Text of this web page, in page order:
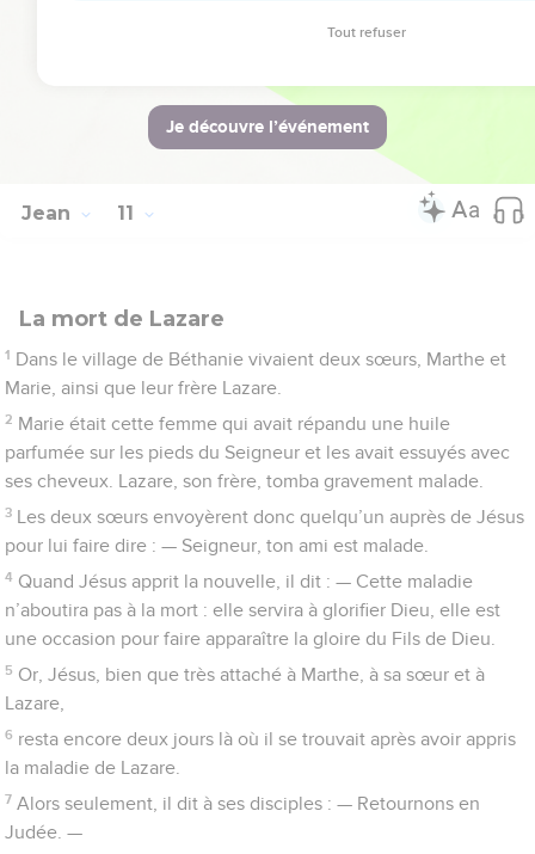
© 2013 - 2010 BLF Editions
Jean 11
La mort de Lazare
1 Dans le village de Béthanie vivaient deux sœurs, Marthe et
Marie, ainsi que leur frère Lazare.
2 Marie était cette femme qui avait répandu une huile
parfumée sur les pieds du Seigneur et les avait essuyés avec
ses cheveux. Lazare, son frère, tomba gravement malade.
3 Les deux sœurs envoyèrent donc quelqu’un auprès de Jésus
pour lui faire dire : — Seigneur, ton ami est malade.
4 Quand Jésus apprit la nouvelle, il dit : — Cette maladie
n’aboutira pas à la mort : elle servira à glorifier Dieu, elle est
une occasion pour faire apparaître la gloire du Fils de Dieu.
5 Or, Jésus, bien que très attaché à Marthe, à sa sœur et à
Lazare,
6 resta encore deux jours là où il se trouvait après avoir appris
la maladie de Lazare.
7 Alors seulement, il dit à ses disciples : — Retournons en
Judée. —